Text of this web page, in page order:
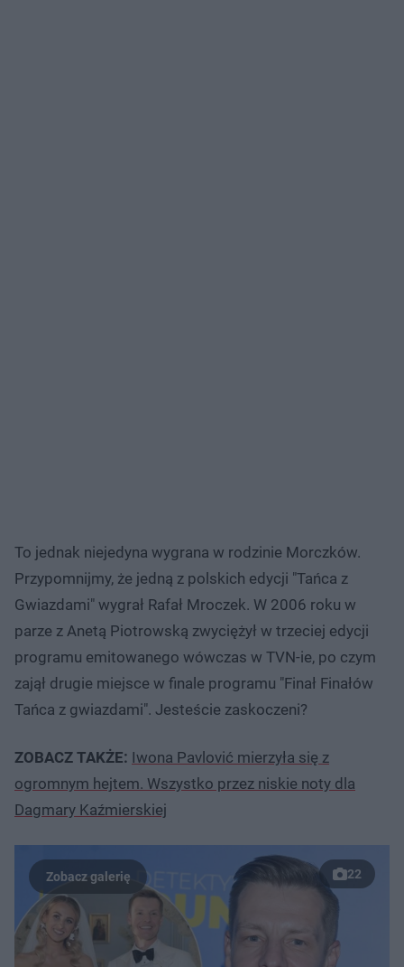
To jednak niejedyna wygrana w rodzinie Morczków.
Przypomnijmy, że jedną z polskich edycji "Tańca z
Gwiazdami" wygrał Rafał Mroczek. W 2006 roku w
parze z Anetą Piotrowską zwyciężył w trzeciej edycji
programu emitowanego wówczas w TVN-ie, po czym
zajął drugie miejsce w finale programu "Finał Finałów
Tańca z gwiazdami". Jesteście zaskoczeni?
ZOBACZ TAKŻE: Iwona Pavlović mierzyła się z
ogromnym hejtem. Wszystko przez niskie noty dla
Dagmary Kaźmierskiej
22